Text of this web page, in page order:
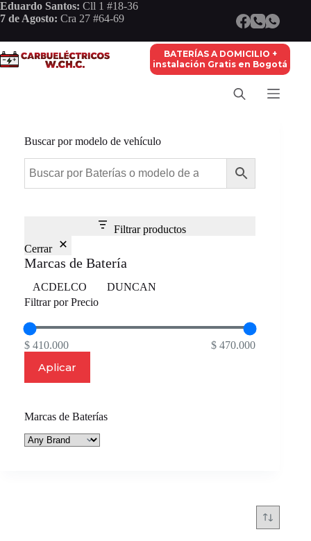
Saltar
al
Eduardo Santos: Cll 1 #18-36
7 de Agosto: Cra 27 #64-69
BATERÍAS A DOMICILIO +
instalación Gratis en Bogotá
Buscar por modelo de vehículo
Filtrar productos
Cerrar
Marcas de Batería
Marca
ACDELCO
DUNCAN
Filtrar por Precio
$ 410.000 $ 470.000
Aplicar
Marcas de Baterías